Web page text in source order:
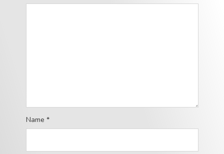
Name *